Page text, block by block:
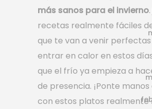
más sanos para el invierno
recetas realmente fáciles
que te van a venir
entrar en calor en estos
que el frío ya empieza a
de presencia. ¡Ponte
con estos platos realmente